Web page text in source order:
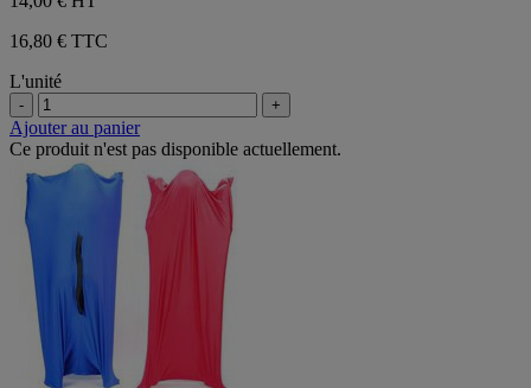
16,80 € TTC
L'unité
- +
Ajouter au panier
Ce produit n'est pas disponible actuellement.